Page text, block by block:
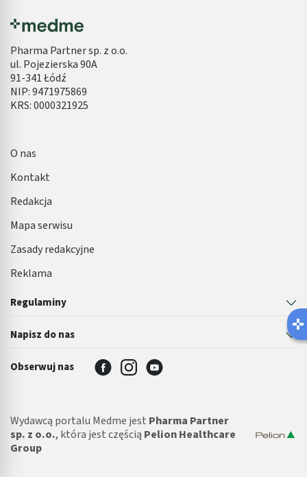
Pharma Partner sp. z o.o.
ul. Pojezierska 90A
91-341 Łódź
NIP: 9471975869
KRS: 0000321925
Regulaminy
Napisz do nas
O nas
Kontakt
Redakcja
Mapa serwisu
Zasady redakcyjne
Reklama
Obserwuj nas
Wydawcą portalu Medme jest Pharma Partner
sp. z o.o., która jest częścią Pelion Healthcare
Group